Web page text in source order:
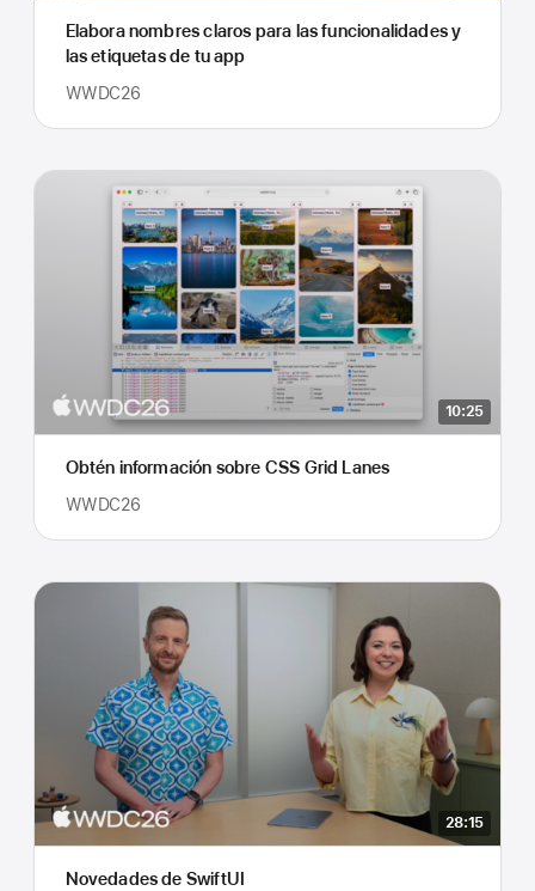
Elabora nombres claros para las funcionalidades y
las etiquetas de tu app
WWDC26
10:25
Obtén información sobre CSS Grid Lanes
WWDC26
28:15
Novedades de SwiftUI